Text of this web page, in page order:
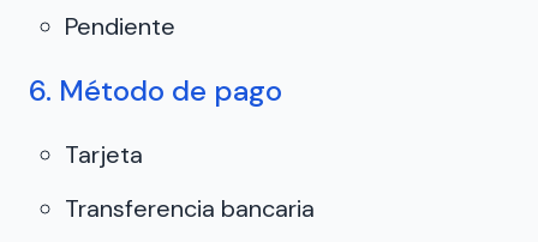
Pendiente
6. Método de pago
Tarjeta
Transferencia bancaria